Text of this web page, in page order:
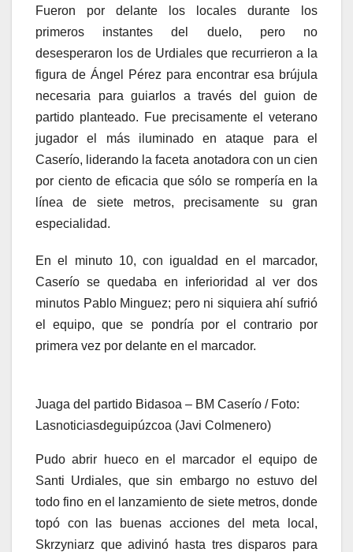
Fueron por delante los locales durante los
primeros instantes del duelo, pero no
desesperaron los de Urdiales que recurrieron a la
figura de Ángel Pérez para encontrar esa brújula
necesaria para guiarlos a través del guion de
partido planteado. Fue precisamente el veterano
jugador el más iluminado en ataque para el
Caserío, liderando la faceta anotadora con un cien
por ciento de eficacia que sólo se rompería en la
línea de siete metros, precisamente su gran
especialidad.
En el minuto 10, con igualdad en el marcador,
Caserío se quedaba en inferioridad al ver dos
minutos Pablo Minguez; pero ni siquiera ahí sufrió
el equipo, que se pondría por el contrario por
primera vez por delante en el marcador.
Juaga del partido Bidasoa – BM Caserío / Foto:
Lasnoticiasdeguipúzcoa (Javi Colmenero)
Pudo abrir hueco en el marcador el equipo de
Santi Urdiales, que sin embargo no estuvo del
todo fino en el lanzamiento de siete metros, donde
topó con las buenas acciones del meta local,
Skrzyniarz que adivinó hasta tres disparos para